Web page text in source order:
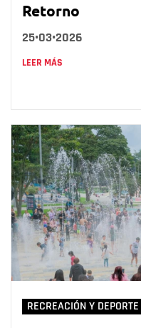
Retorno
25•03•2026
LEER MÁS
RECREACIÓN Y DEPORTE